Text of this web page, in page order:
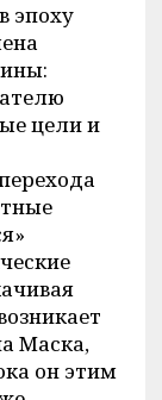
эпоху
цели и
Маска,
он этим